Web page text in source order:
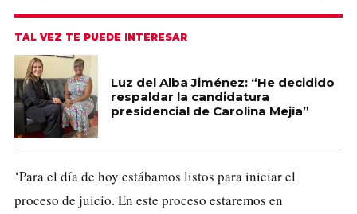
TAL VEZ TE PUEDE INTERESAR
Luz del Alba Jiménez: “He decidido
respaldar la candidatura
presidencial de Carolina Mejía”
‘Para el día de hoy estábamos listos para iniciar el
proceso de juicio. En este proceso estaremos en